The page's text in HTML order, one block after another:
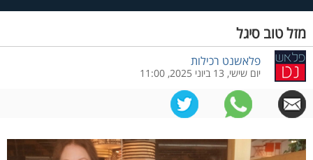
מזל טוב סיגל
פלאשנט רכילות
יום שישי, 13 ביוני 2025, 11:00